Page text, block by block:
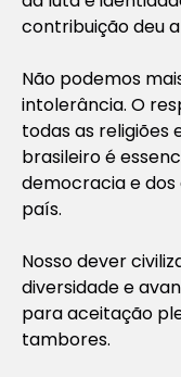
contribuição deu
Não podemos
intolerância. O
todas as religiões
brasileiro é
democracia e dos
país.
Nosso dever
diversidade e
para aceitação
tambores.